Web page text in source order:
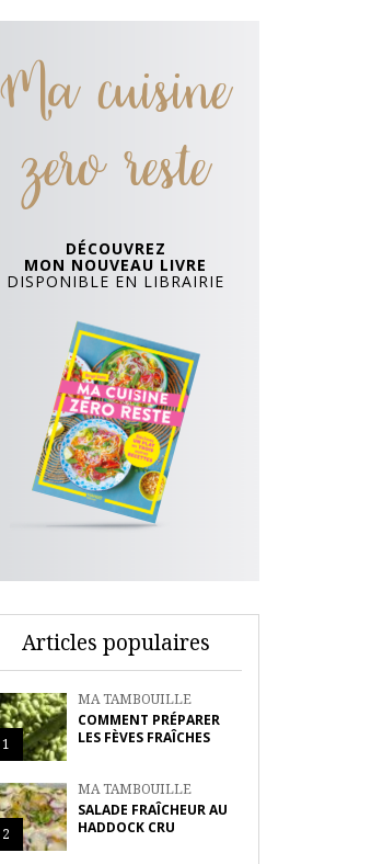
Ma cuisine
zero reste
DÉCOUVREZ
MON NOUVEAU LIVRE
DISPONIBLE EN LIBRAIRIE
Articles populaires
1
MA TAMBOUILLE
COMMENT PRÉPARER
LES FÈVES FRAÎCHES
2
MA TAMBOUILLE
SALADE FRAÎCHEUR AU
HADDOCK CRU